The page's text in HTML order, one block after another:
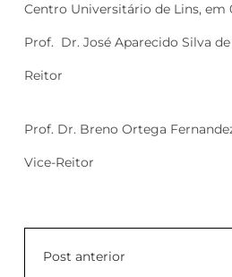
Centro Universitário de Lins, em
Prof. Dr. José
Prof. Dr. Breno Ortega
Vice-
Post anterior